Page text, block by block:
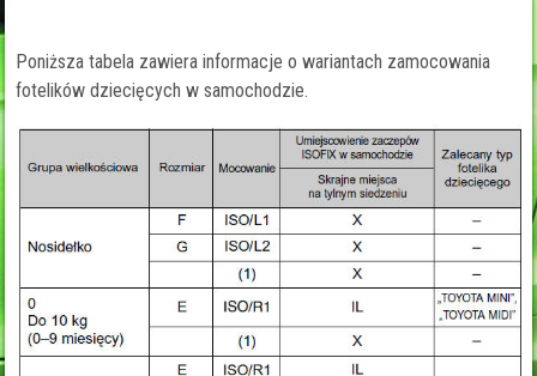
Poniższa tabela zawiera informacje o wariantach zamocowania
fotelików dziecięcych w samochodzie.